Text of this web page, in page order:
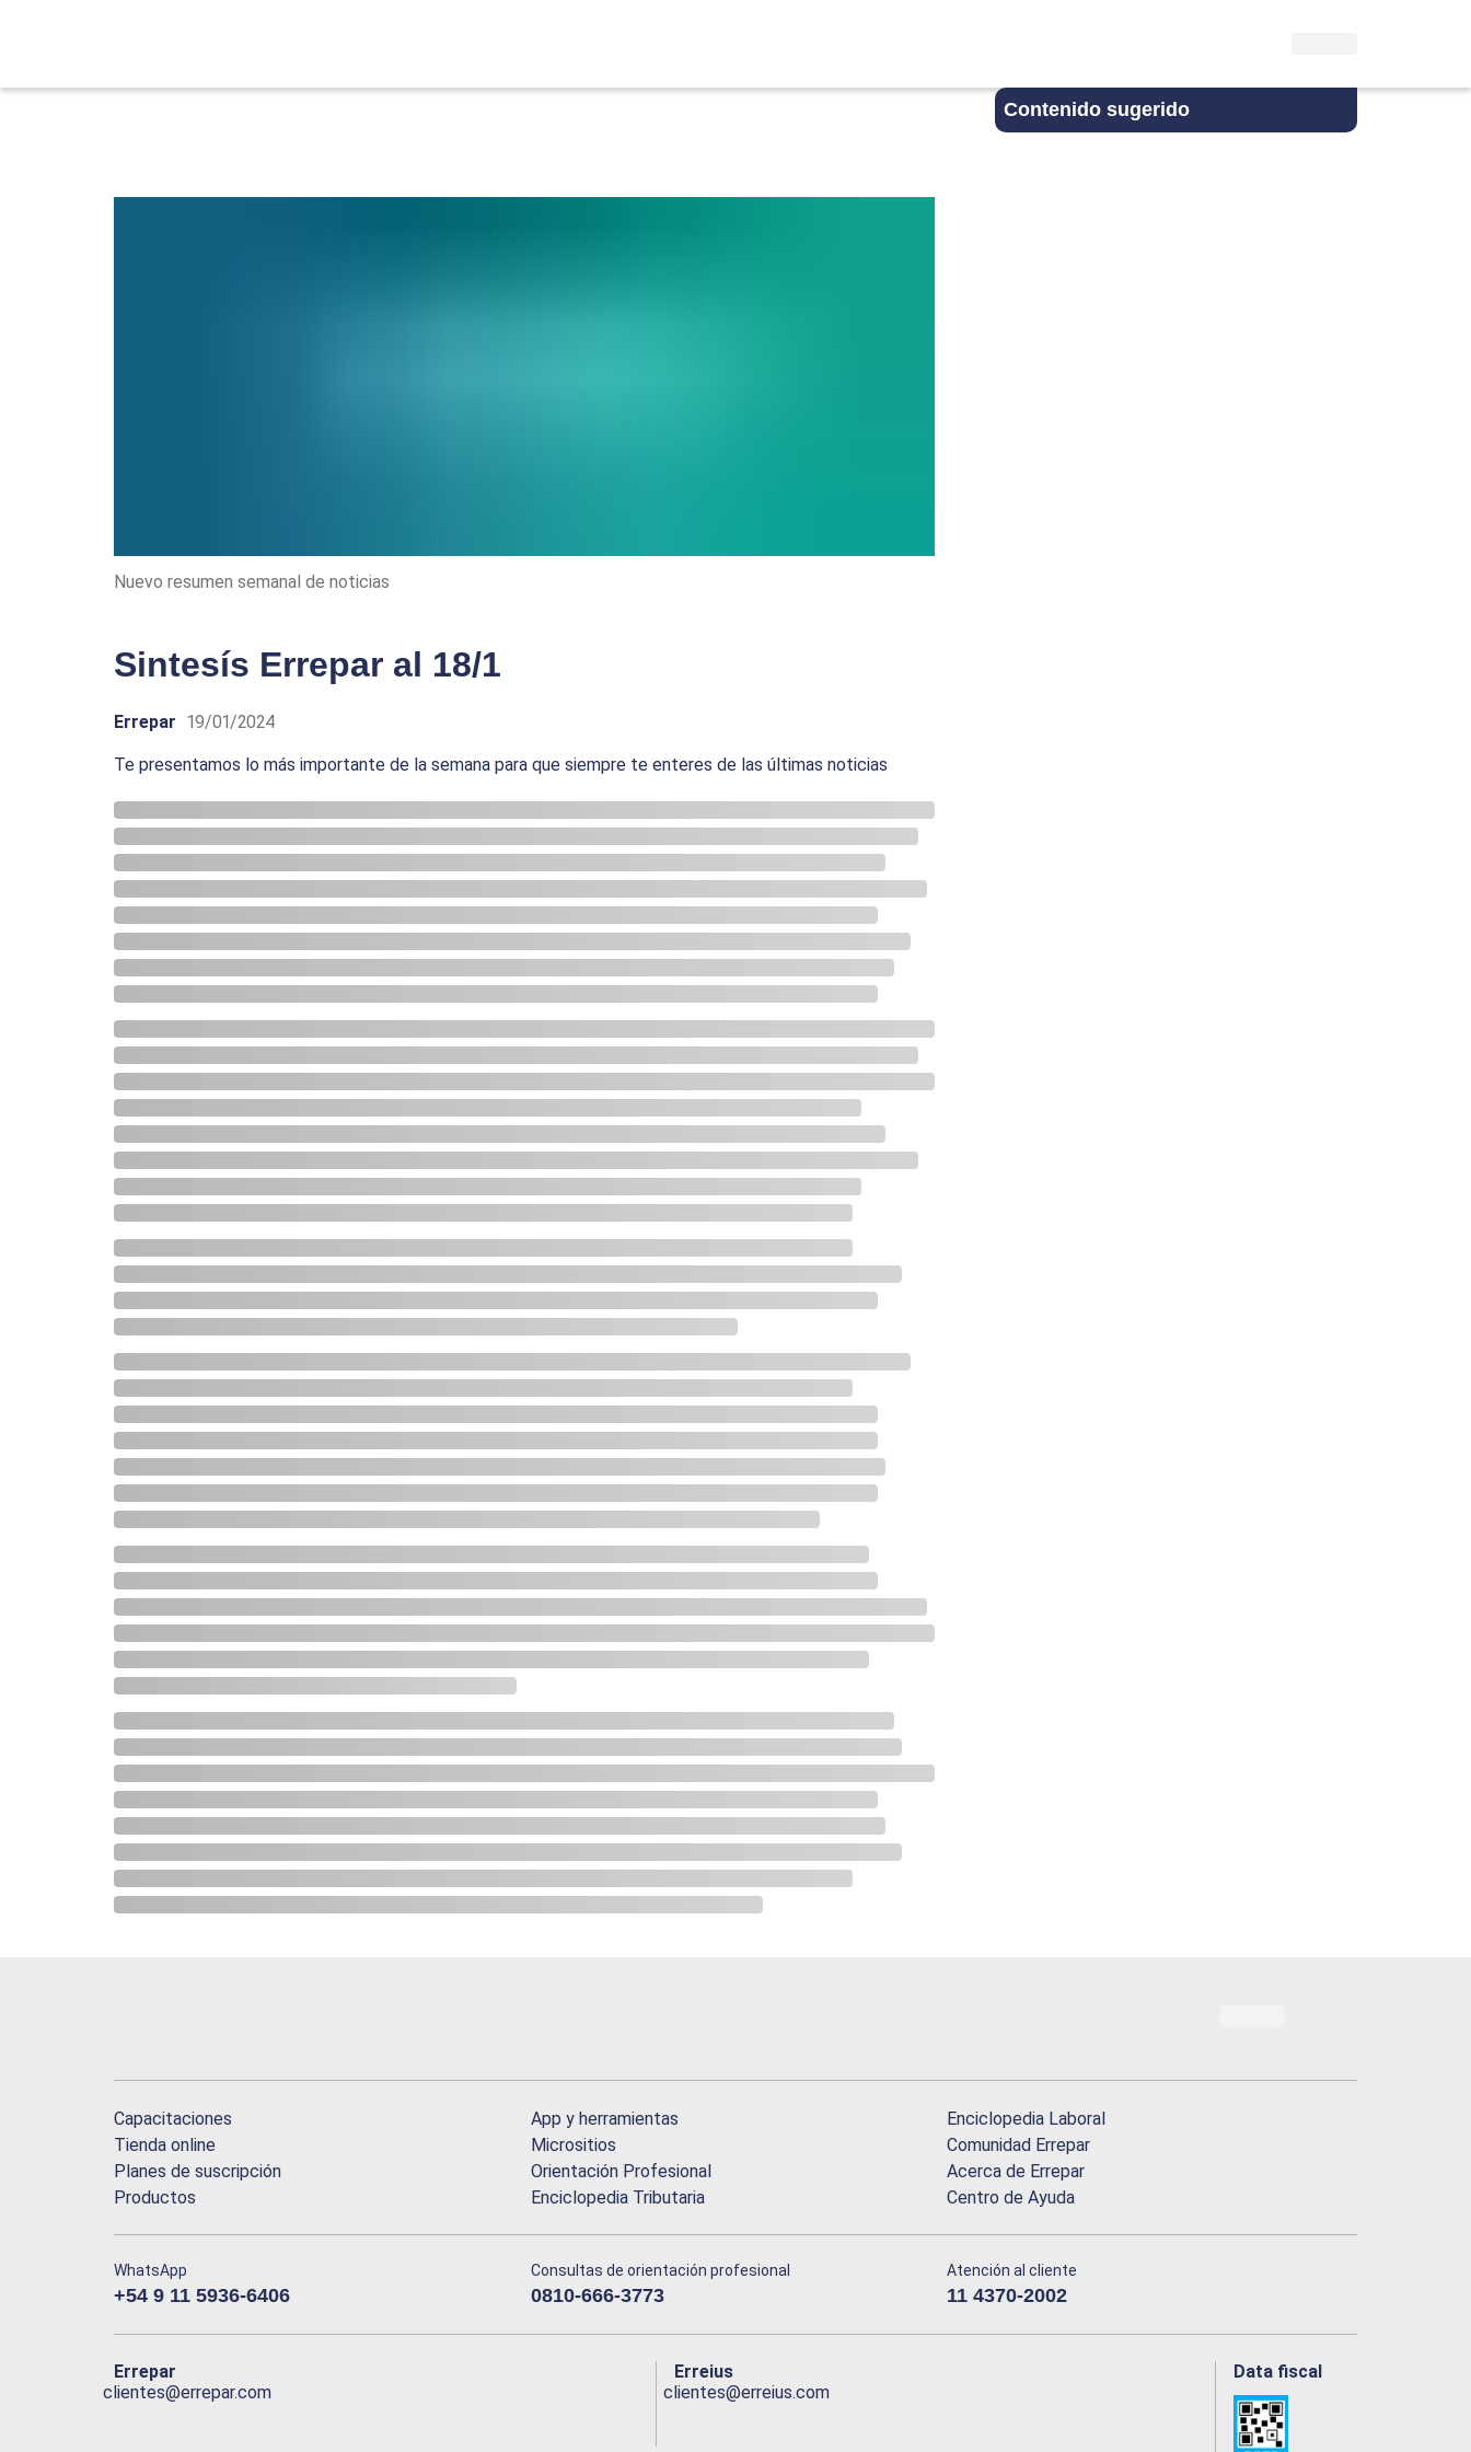
Contenido sugerido
Nuevo resumen semanal de noticias
Sintesís Errepar al 18/1
Errepar 19/01/2024
Te presentamos lo más importante de la semana para que siempre te enteres de las últimas noticias
Capacitaciones
Tienda online
Planes de suscripción
Productos
App y herramientas
Micrositios
Orientación Profesional
Enciclopedia Tributaria
Enciclopedia Laboral
Comunidad Errepar
Acerca de Errepar
Centro de Ayuda
WhatsApp
+54 9 11 5936-6406
Consultas de orientación profesional
0810-666-3773
Atención al cliente
11 4370-2002
Errepar
clientes@errepar.com
Erreius
clientes@erreius.com
Data fiscal